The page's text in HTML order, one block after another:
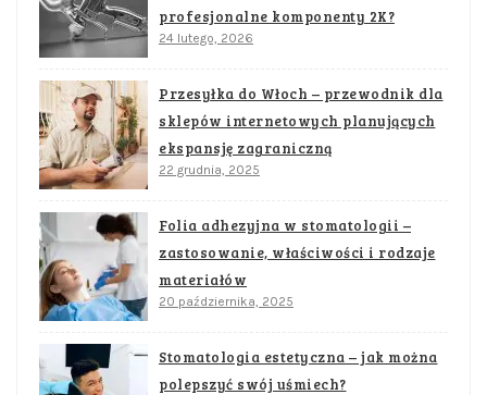
profesjonalne komponenty 2K?
24 lutego, 2026
Przesyłka do Włoch – przewodnik dla
sklepów internetowych planujących
ekspansję zagraniczną
22 grudnia, 2025
Folia adhezyjna w stomatologii –
zastosowanie, właściwości i rodzaje
materiałów
20 października, 2025
Stomatologia estetyczna – jak można
polepszyć swój uśmiech?